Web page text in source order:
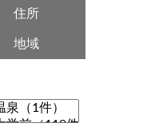
住所
地域